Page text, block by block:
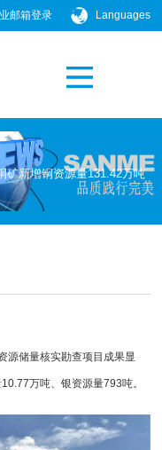
Languages
邮箱登录
矿新增铜资源量131.42万吨
源储量核实勘查项目成果显
万吨、银资源量793吨。